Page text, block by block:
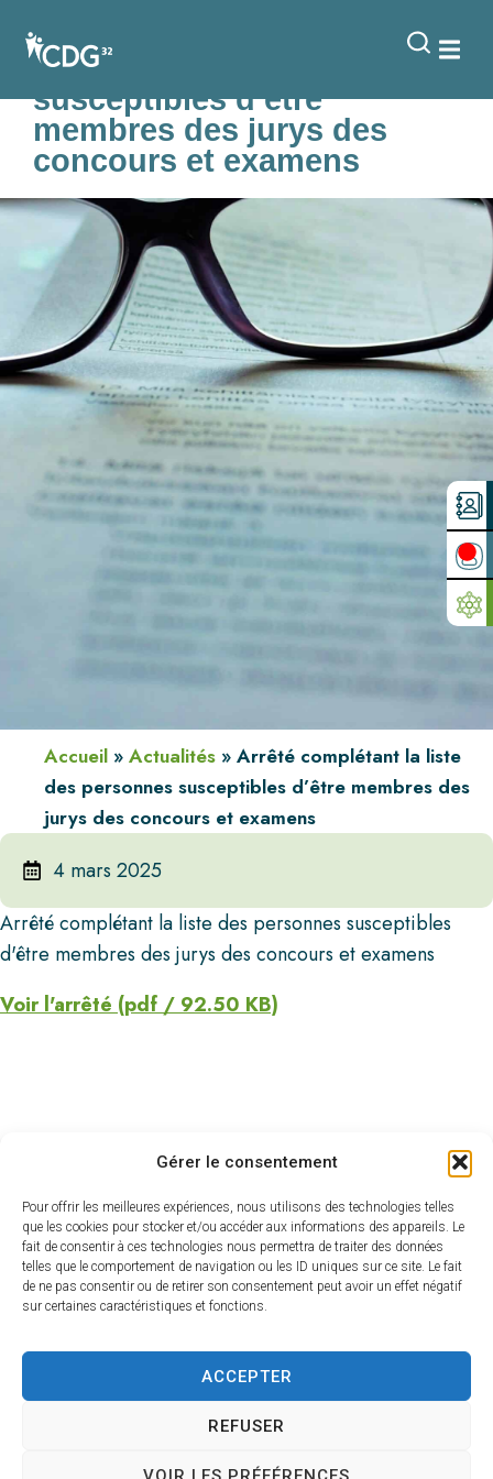
Gérer le consentement
Pour offrir les meilleures expériences, nous utilisons des technologies telles
que les cookies pour stocker et/ou accéder aux informations des appareils. Le
fait de consentir à ces technologies nous permettra de traiter des données
telles que le comportement de navigation ou les ID uniques sur ce site. Le fait
de ne pas consentir ou de retirer son consentement peut avoir un effet négatif
sur certaines caractéristiques et fonctions.
ACCEPTER
REFUSER
Arrêté complétant la liste
des personnes
susceptibles d’être
membres des jurys des
concours et examens
Accueil »Actualités »Arrêté complétant la liste
des personnes susceptibles d’être membres des
jurys des concours et examens
4 mars 2025
Arrêté complétant la liste des personnes susceptibles
d'être membres des jurys des concours et examens
Voir l'arrêté (pdf / 92.50 KB)
A vos côtés chaque jour
Centre de Gestion de la Fonction Publique
Territoriale du Gers
4, Place du Maréchal Lannes
– B.P. 80002